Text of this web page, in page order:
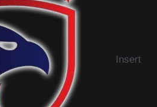
Insert